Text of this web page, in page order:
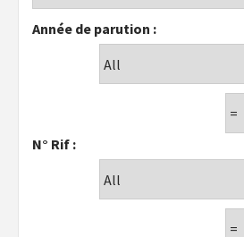
Année de parution :
N° Rif :